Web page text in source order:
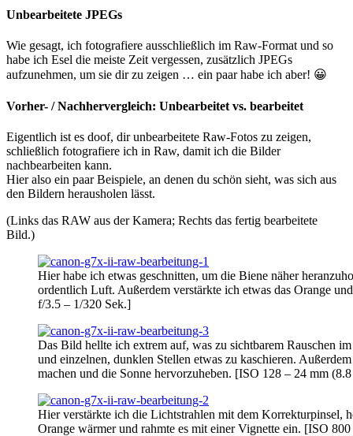
Unbearbeitete JPEGs
Wie gesagt, ich fotografiere ausschließlich im Raw-Format und so
habe ich Esel die meiste Zeit vergessen, zusätzlich JPEGs
aufzunehmen, um sie dir zu zeigen … ein paar habe ich aber! 😀
Vorher- / Nachhervergleich: Unbearbeitet vs. bearbeitet
Eigentlich ist es doof, dir unbearbeitete Raw-Fotos zu zeigen,
schließlich fotografiere ich in Raw, damit ich die Bilder
nachbearbeiten kann.
Hier also ein paar Beispiele, an denen du schön sieht, was sich aus
den Bildern herausholen lässt.
(Links das RAW aus der Kamera; Rechts das fertig bearbeitete
Bild.)
Hier habe ich etwas geschnitten, um die Biene näher
ordentlich Luft. Außerdem verstärkte ich etwas das Orange
f/3.5 – 1/320 Sek.]
Das Bild hellte ich extrem auf, was zu sichtbarem Rauschen
und einzelnen, dunklen Stellen etwas zu kaschieren.
machen und die Sonne hervorzuheben. [ISO 128 – 24 mm
Hier verstärkte ich die Lichtstrahlen mit dem Korrekturpinsel,
Orange wärmer und rahmte es mit einer Vignette ein. [ISO